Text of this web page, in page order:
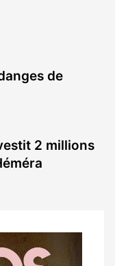
de
2 millions